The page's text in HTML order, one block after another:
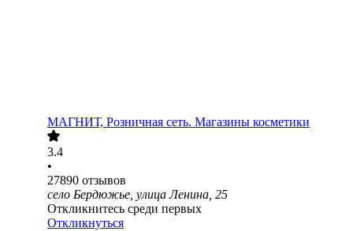
МАГНИТ, Розничная сеть. Магазины косметики
3.4
•
27890 отзывов
село Бердюжье, улица Ленина, 25
Откликнитесь среди первых
Откликнуться